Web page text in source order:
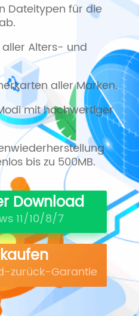
Dateitypen für die
Alters- und
aller Marken.
mit hochwertiger
bis zu 500MB.
Download
11/10/8/7
zurück-Garantie